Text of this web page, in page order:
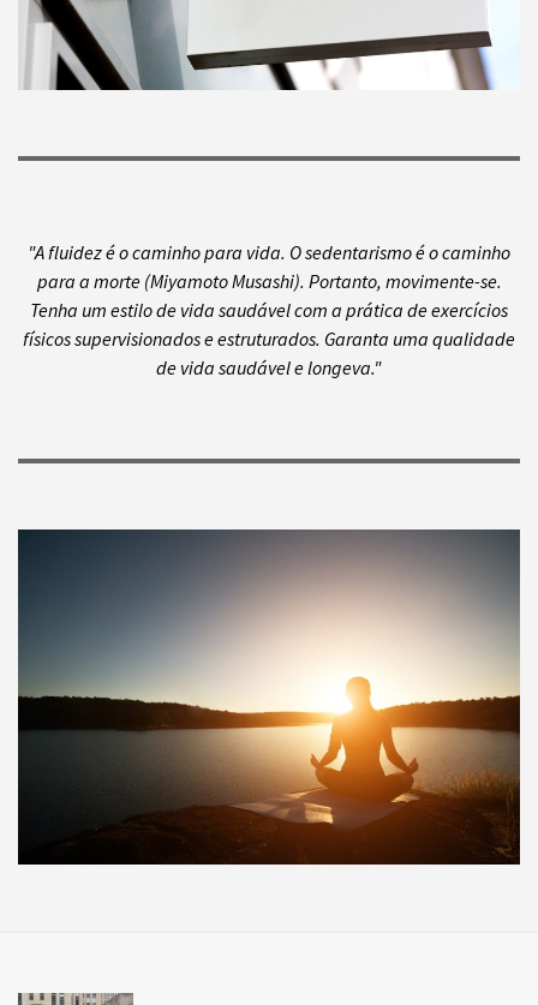
"A fluidez é o caminho para vida. O sedentarismo é o caminho
para a morte (Miyamoto Musashi). Portanto, movimente-se.
Tenha um estilo de vida saudável com a prática de exercícios
físicos supervisionados e estruturados. Garanta uma qualidade
de vida saudável e longeva."